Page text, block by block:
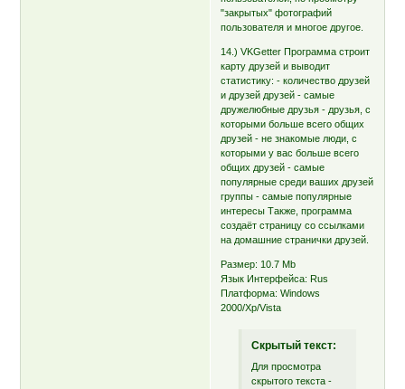
"закрытых" фотографий
пользователя и многое другое.
14.) VKGetter Программа строит
карту друзей и выводит
статистику: - количество друзей
и друзей друзей - самые
дружелюбные друзья - друзья, с
которыми больше всего общих
друзей - не знакомые люди, с
которыми у вас больше всего
общих друзей - самые
популярные среди ваших друзей
группы - самые популярные
интересы Также, программа
создаёт страницу со ссылками
на домашние странички друзей.
Размер: 10.7 Mb
Язык Интерфейса: Rus
Платформа: Windows
2000/Xp/Vista
Скрытый текст:
Для просмотра
скрытого текста -